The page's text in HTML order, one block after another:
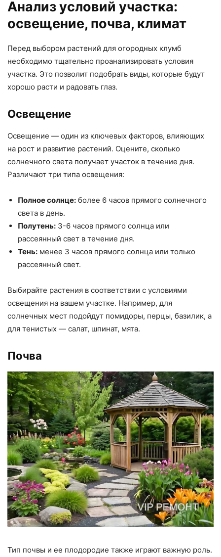
Анализ условий участка:
освещение, почва, климат
Перед выбором растений для огородных клумб
необходимо тщательно проанализировать условия
участка. Это позволит подобрать виды, которые будут
хорошо расти и радовать глаз.
Освещение
Освещение — один из ключевых факторов, влияющих
на рост и развитие растений. Оцените, сколько
солнечного света получает участок в течение дня.
Различают три типа освещения:
Полное солнце: более 6 часов прямого солнечного
света в день.
Полутень: 3-6 часов прямого солнца или
рассеянный свет в течение дня.
Тень: менее 3 часов прямого солнца или только
рассеянный свет.
Выбирайте растения в соответствии с условиями
освещения на вашем участке. Например, для
солнечных мест подойдут помидоры, перцы, базилик, а
для тенистых — салат, шпинат, мята.
Почва
Тип почвы и ее плодородие также играют важную роль.